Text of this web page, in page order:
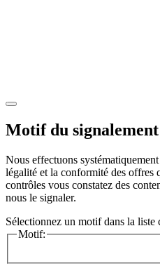
Motif du signalement
Nous effectuons
légalité et la conformité des offres
contrôles vous constatez des
nous le signaler.
Sélectionnez un motif dans la liste
Motif: